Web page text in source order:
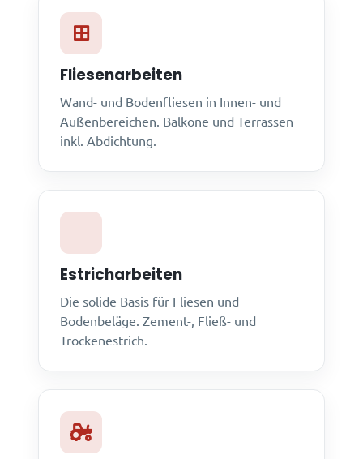
Fliesenarbeiten
Wand- und Bodenfliesen in Innen- und
Außenbereichen. Balkone und Terrassen
inkl. Abdichtung.
Estricharbeiten
Die solide Basis für Fliesen und
Bodenbeläge. Zement-, Fließ- und
Trockenestrich.